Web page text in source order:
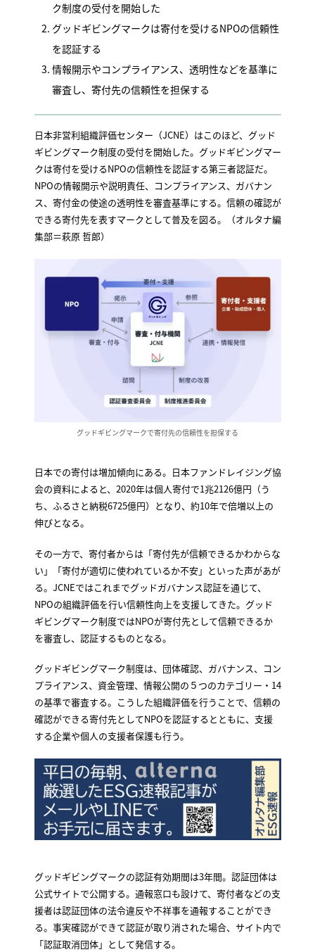
ク制度の受付を開始した
グッドギビングマークは寄付を受けるNPOの信頼性
を認証する
情報開示やコンプライアンス、透明性などを基準に
審査し、寄付先の信頼性を担保する
日本非営利組織評価センター（JCNE）はこのほど、グッド
ギビングマーク制度の受付を開始した。グッドギビングマー
クは寄付を受けるNPOの信頼性を認証する第三者認証だ。
NPOの情報開示や説明責任、コンプライアンス、ガバナン
ス、寄付金の使途の透明性を審査基準にする。信頼の確認が
できる寄付先を表すマークとして普及を図る。（オルタナ編
集部＝萩原 哲郎）
グッドギビングマークで寄付先の信頼性を担保する
日本での寄付は増加傾向にある。日本ファンドレイジング協
会の資料によると、2020年は個人寄付で1兆2126億円（う
ち、ふるさと納税6725億円）となり、約10年で倍増以上の
伸びとなる。
その一方で、寄付者からは「寄付先が信頼できるかわからな
い」「寄付が適切に使われているか不安」といった声があが
る。JCNEではこれまでグッドガバナンス認証を通じて、
NPOの組織評価を行い信頼性向上を支援してきた。グッド
ギビングマーク制度ではNPOが寄付先として信頼できるか
を審査し、認証するものとなる。
グッドギビングマーク制度は、団体確認、ガバナンス、コン
プライアンス、資金管理、情報公開の５つのカテゴリー・14
の基準で審査する。こうした組織評価を行うことで、信頼の
確認ができる寄付先としてNPOを認証するとともに、支援
する企業や個人の支援者保護も行う。
グッドギビングマークの認証有効期間は3年間。認証団体は
公式サイトで公開する。通報窓口も設けて、寄付者などの支
援者は認証団体の法令違反や不祥事を通報することができ
る。事実確認ができて認証が取り消された場合、サイト内で
「認証取消団体」として発信する。